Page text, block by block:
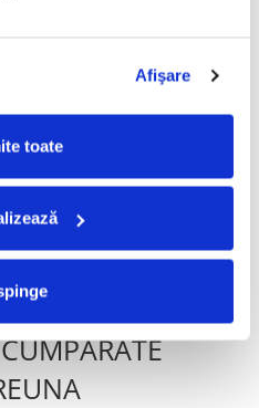
Afişare
toate
Ion Creangă - Povești ,
ADAUGA IN COS